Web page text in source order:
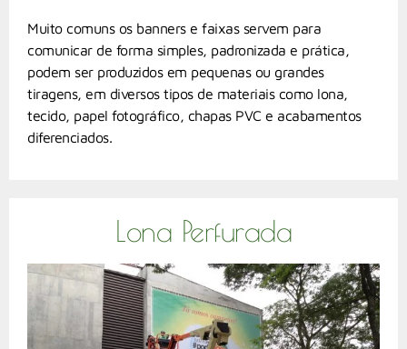
Muito comuns os banners e faixas servem para
comunicar de forma simples, padronizada e prática,
podem ser produzidos em pequenas ou grandes
tiragens, em diversos tipos de materiais como lona,
tecido, papel fotográfico, chapas PVC e acabamentos
diferenciados.
Lona Perfurada